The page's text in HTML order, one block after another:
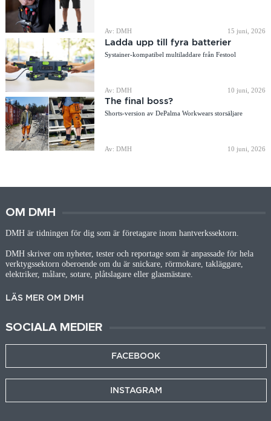
Av: DMH 15 juni, 2026
Ladda upp till fyra batterier
Systainer-kompatibel multiladdare från Festool
Av: DMH 10 juni, 2026
The final boss?
Shorts-version av DePalma Workwears storsäljare
Av: DMH 10 juni, 2026
OM DMH
DMH är tidningen för dig som är företagare inom hantverkssektorn.
DMH skriver om nyheter, tester och reportage som är anpassade för hela
verktygssektorn oberoende om du är snickare, rörmokare, takläggare,
elektriker, målare, sotare, plåtslagare eller glasmästare.
LÄS MER OM DMH
SOCIALA MEDIER
FACEBOOK
INSTAGRAM